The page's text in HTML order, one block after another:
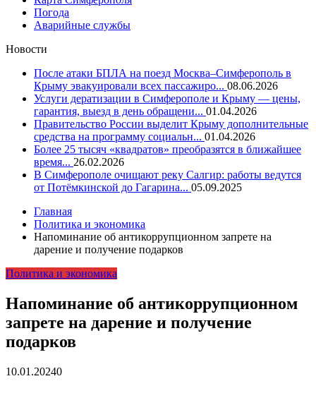
Погода
Аварийные службы
Новости
После атаки БПЛА на поезд Москва–Симферополь в
Крыму эвакуировали всех пассажиро... 08.06.2026
Услуги дератизации в Симферополе и Крыму — цены,
гарантия, выезд в день обращени... 01.04.2026
Правительство России выделит Крыму дополнительные
средства на программу социальн... 01.04.2026
Более 25 тысяч «квадратов» преобразятся в ближайшее
время... 26.02.2026
В Симферополе очищают реку Салгир: работы ведутся
от Потёмкинской до Гагарина... 05.09.2025
Главная
Политика и экономика
Напоминание об антикоррупционном запрете на
дарение и получение подарков
Политика и экономика
Напоминание об антикоррупционном
запрете на дарение и получение
подарков
10.01.20240